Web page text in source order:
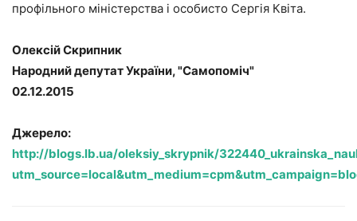
профільного міністерства і особисто Сергія Квіта.
Олексій Скрипник
Народний депутат України, "Самопоміч"
02.12.2015
Джерело:
http://blogs.lb.ua/oleksiy_skrypnik/